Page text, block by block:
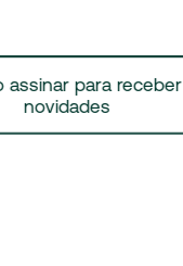
assinar para receber
novidades